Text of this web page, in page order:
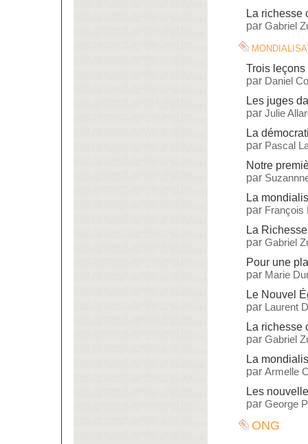
La richesse
par Gabriel
Trois
par Daniel
Les juges
par Julie
La
par Pascal
Notre
par
La
par François
La
par Gabriel
Pour une
par Marie
Le Nouvel
par Laurent
La richesse
par Gabriel
La
par Armelle
Les
par George
ONG